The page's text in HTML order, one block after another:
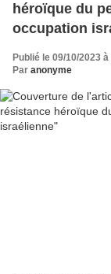
héroïque du
occupation
Publié le 09/10/2023
Par anonyme